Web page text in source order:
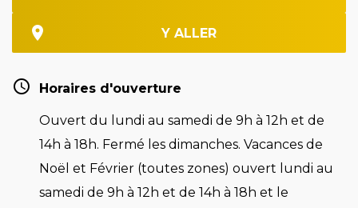
Y ALLER
Horaires d'ouverture
Ouvert du lundi au samedi de 9h à 12h et de
14h à 18h. Fermé les dimanches. Vacances de
Noël et Février (toutes zones) ouvert lundi au
samedi de 9h à 12h et de 14h à 18h et le